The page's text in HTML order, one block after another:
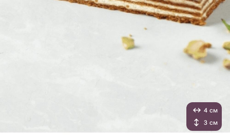
4 см
3 см